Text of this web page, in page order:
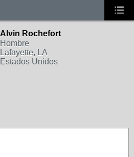
Alvin Rochefort
Hombre
Lafayette, LA
Estados Unidos